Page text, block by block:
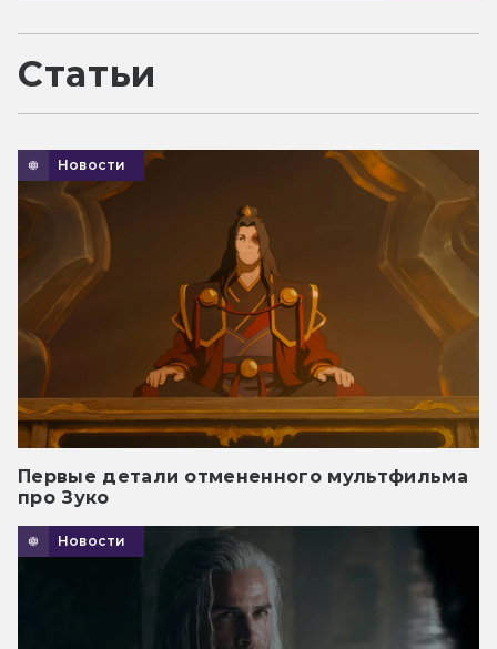
Статьи
Новости
Первые детали отмененного мультфильма
про Зуко
Новости